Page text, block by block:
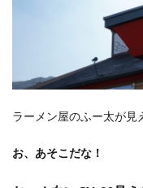
ラーメン屋のふー太が見
お、あそこだな！